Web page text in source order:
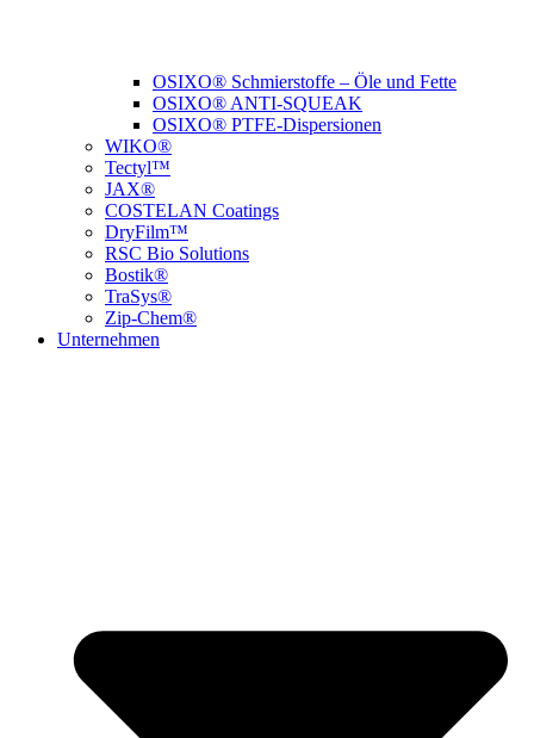
OSIXO® Schmierstoffe – Öle und Fette
OSIXO® ANTI-SQUEAK
OSIXO® PTFE-Dispersionen
WIKO®
Tectyl™
JAX®
COSTELAN Coatings
DryFilm™
RSC Bio Solutions
Bostik®
TraSys®
Zip-Chem®
Unternehmen